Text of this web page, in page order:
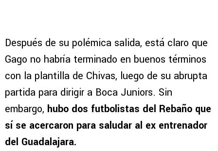
Después de su polémica salida, está claro que
Gago no habría terminado en buenos términos
con la plantilla de Chivas, luego de su abrupta
partida para dirigir a Boca Juniors. Sin
embargo, hubo dos futbolistas del Rebaño que
sí se acercaron para saludar al ex entrenador
del Guadalajara.